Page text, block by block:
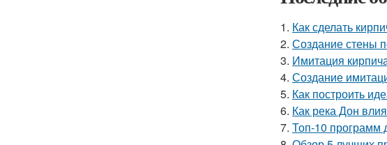
1. Как сделать
2. Создание стены
3. Имитация
4. Создание
5. Как построить
6. Как река Дон
7. Топ-10 программ